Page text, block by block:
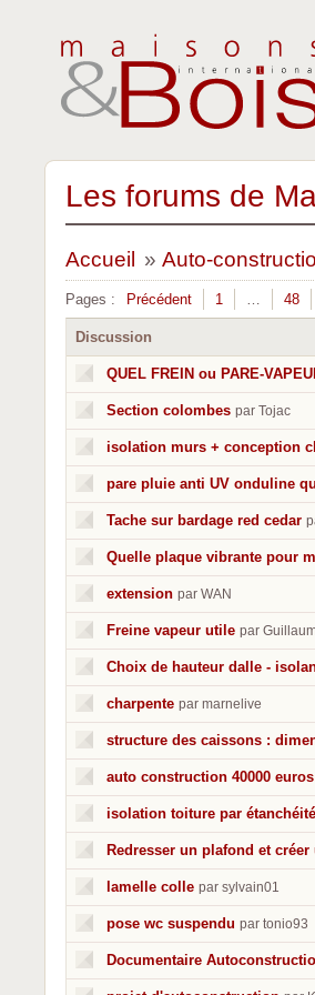
Les forums de
Accueil » Auto-
Pages : Précédent 1 … 48
Discussion
QUEL FREIN ou PARE-
Section colombes par Tojac
isolation murs + conception
pare pluie anti UV onduline
Tache sur bardage red cedar
Quelle plaque vibrante pour
extension par WAN
Freine vapeur utile par
Choix de hauteur dalle -
charpente par marnelive
structure des caissons :
auto construction 40000
isolation toiture par étanchéité
Redresser un plafond et
lamelle colle par sylvain01
pose wc suspendu par tonio93
Documentaire